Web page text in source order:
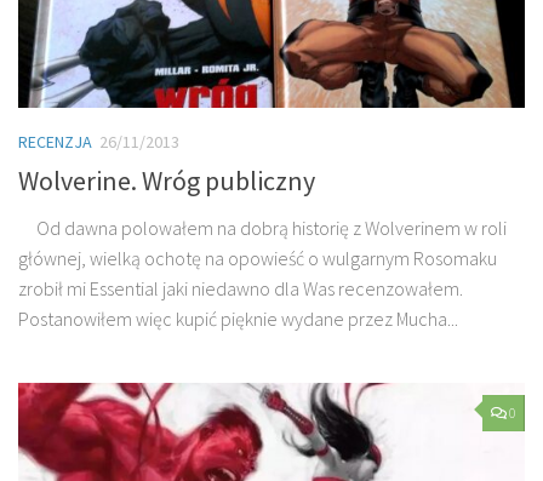
RECENZJA 26/11/2013
Wolverine. Wróg publiczny
Od dawna polowałem na dobrą historię z Wolverinem w roli
głównej, wielką ochotę na opowieść o wulgarnym Rosomaku
zrobił mi Essential jaki niedawno dla Was recenzowałem.
Postanowiłem więc kupić pięknie wydane przez Mucha...
0